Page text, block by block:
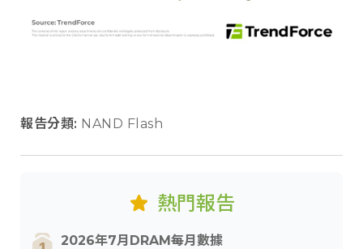
報告分類: NAND Flash
熱門報告
2026年7月DRAM每月數據